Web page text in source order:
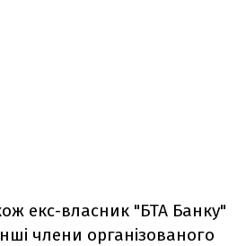
екс-власник "БТА Банку"
члени організованого